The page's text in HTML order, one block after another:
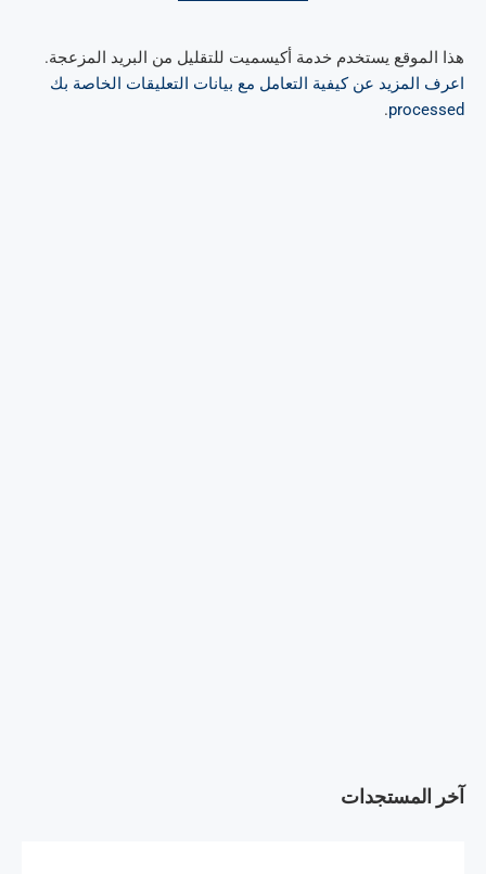
هذا الموقع يستخدم خدمة أكيسميت للتقليل من البريد المزعجة.
اعرف المزيد عن كيفية التعامل مع بيانات التعليقات الخاصة بك
processed
.
آخر المستجدات